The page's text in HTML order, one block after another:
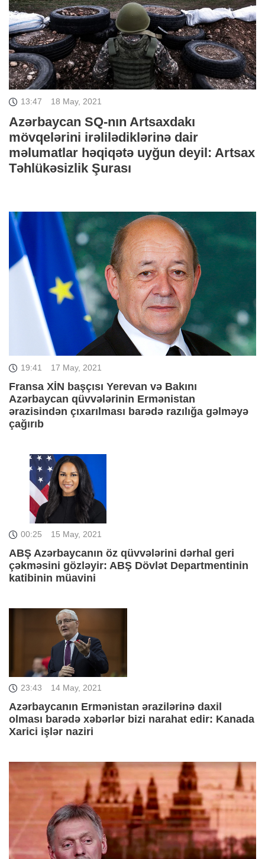
13:47 18 May, 2021
Azərbaycan SQ-nın Artsaxdakı
mövqelərini irəlilədiklərinə dair
məlumatlar həqiqətə uyğun deyil: Artsax
Təhlükəsizlik Şurası
19:41 17 May, 2021
Fransa XİN başçısı Yerevan və Bakını
Azərbaycan qüvvələrinin Ermənistan
ərazisindən çıxarılması barədə razılığa gəlməyə
çağırıb
00:25 15 May, 2021
ABŞ Azərbaycanın öz qüvvələrini dərhal geri
çəkməsini gözləyir: ABŞ Dövlət Departmentinin
katibinin müavini
23:43 14 May, 2021
Azərbaycanın Ermənistan ərazilərinə daxil
olması barədə xəbərlər bizi narahat edir: Kanada
Xarici işlər naziri